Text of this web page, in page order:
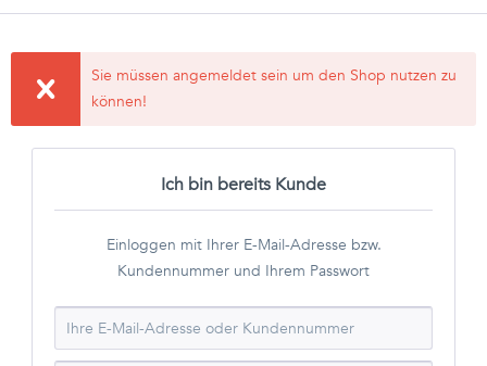
Sie müssen angemeldet sein um den Shop nutzen zu
können!
Ich bin bereits Kunde
Einloggen mit Ihrer E-Mail-Adresse bzw.
Kundennummer und Ihrem Passwort